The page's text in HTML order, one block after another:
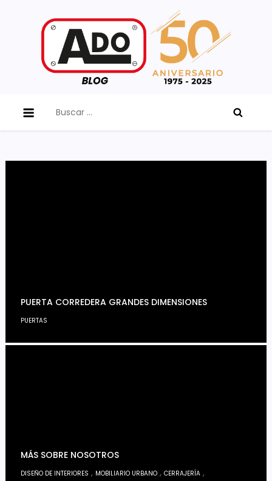
PUERTA CORREDERA GRANDES DIMENSIONES
PUERTAS
MÁS SOBRE NOSOTROS
DISEÑO DE INTERIORES , MOBILIARIO URBANO ,CERRAJERÍA ,